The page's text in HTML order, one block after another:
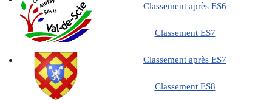
Classement après ES6
Classement ES7
Classement après ES7
Classement ES8